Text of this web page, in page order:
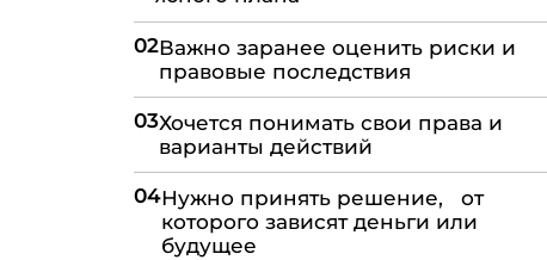
02Важно заранее оценить риски и
правовые последствия
03Хочется понимать свои права и
варианты действий
04Нужно принять решение, от
которого зависят деньги или
будущее